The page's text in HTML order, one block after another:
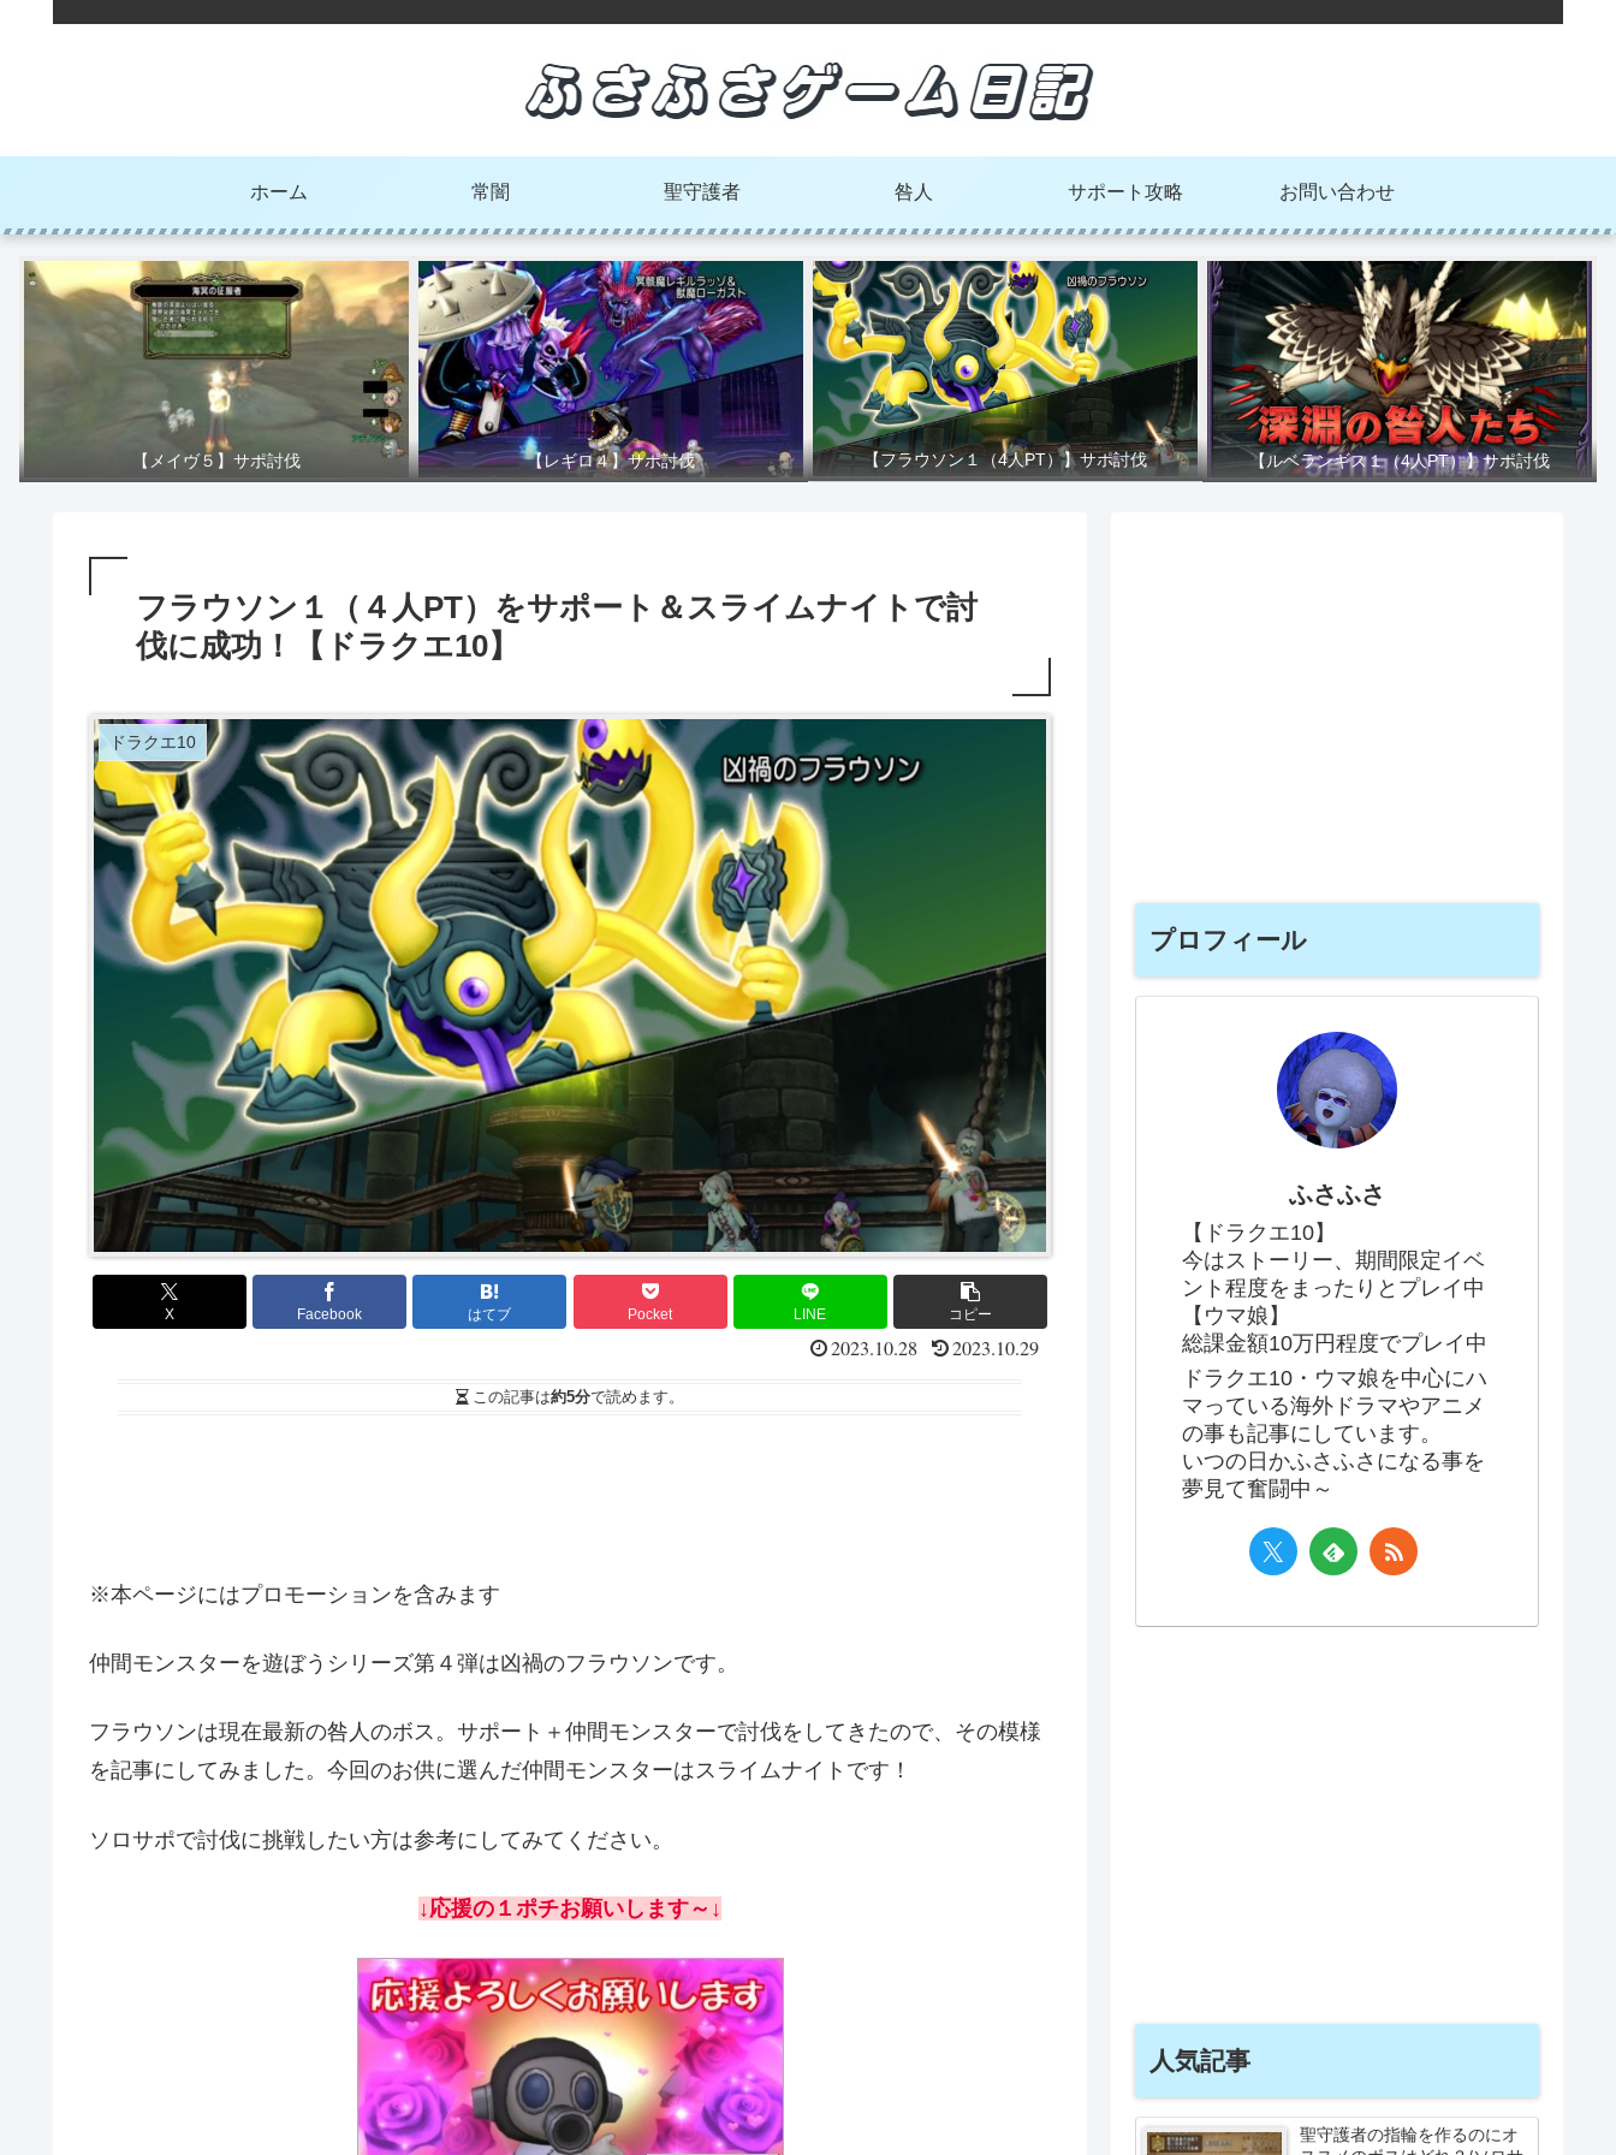
ホーム 常闇 聖守護者 咎人 サポート攻略 お問い合わせ
【メイヴ５】サポ討伐 【レギロ４】サポ討伐 【フラウソン１（4人PT）】サポ討伐 【ルベランギス１（4人PT）】サポ討伐
フラウソン１（４人PT）をサポート＆スライムナイトで討
伐に成功！【ドラクエ10】
ドラクエ10
X Facebook はてブ Pocket LINE コピー
2023.10.28 2023.10.29
この記事は約5分で読めます。
※本ページにはプロモーションを含みます
仲間モンスターを遊ぼうシリーズ第４弾は凶禍のフラウソンです。
フラウソンは現在最新の咎人のボス。サポート＋仲間モンスターで討伐をしてきたので、その模様
を記事にしてみました。今回のお供に選んだ仲間モンスターはスライムナイトです！
ソロサポで討伐に挑戦したい方は参考にしてみてください。
↓応援の１ポチお願いします～↓
プロフィール
ふさふさ
【ドラクエ10】
今はストーリー、期間限定イベ
ント程度をまったりとプレイ中
【ウマ娘】
総課金額10万円程度でプレイ中
ドラクエ10・ウマ娘を中心にハ
マっている海外ドラマやアニメ
の事も記事にしています。
いつの日かふさふさになる事を
夢見て奮闘中～
人気記事
聖守護者の指輪を作るのにオ